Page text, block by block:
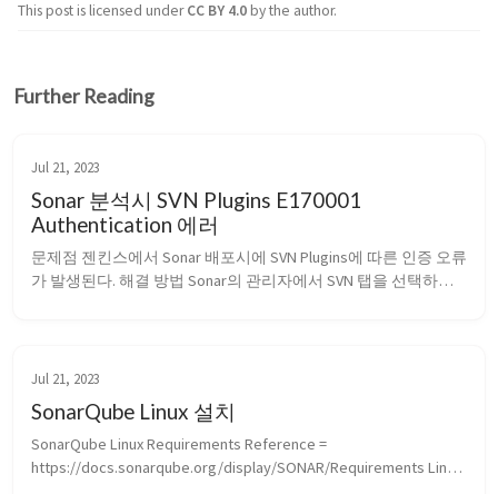
This post is licensed underCC BY 4.0by the author.
Further Reading
Jul 21, 2023
Sonar 분석시 SVN Plugins E170001
Authentication 에러⁠
문제점 젠킨스에서 Sonar 배포시에 SVN Plugins에 따른 인증 오류
가 발생된다. 해결 방법 Sonar의 관리자에서 SVN 탭을 선택하여
Jul 21, 2023
SonarQube Linux 설치
SonarQube Linux Requirements Reference =
https://docs.sonarqube.org/display/SONAR/Requirements Linux